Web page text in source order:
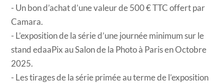
- Un bon d’achat d’une valeur de 500 € TTC offert par
Camara.
- L’exposition de la série d’une journée minimum sur le
stand edaaPix au Salon de la Photo à Paris en Octobre
2025.
- Les tirages de la série primée au terme de l’exposition